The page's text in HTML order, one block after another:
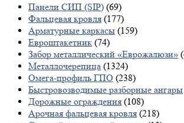
Панели СИП (SIP) (69)
Фальцевая кровля (177)
Арматурные каркасы (159)
Евроштакетник (74)
Забор металлический «Еврожалюзи»
Металлочерепица (1324)
Омега-профиль ГПО (238)
Быстровозводимые разборные ангары
Дорожные ограждения (108)
Арочная фальцевая кровля (218)